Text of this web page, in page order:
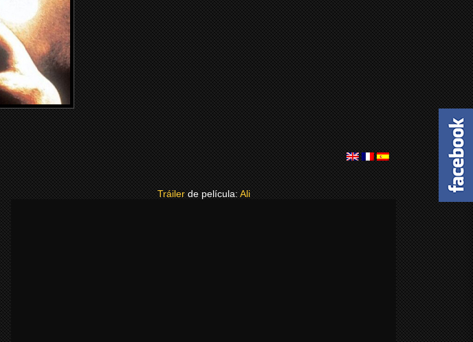
Tráiler de película:Ali